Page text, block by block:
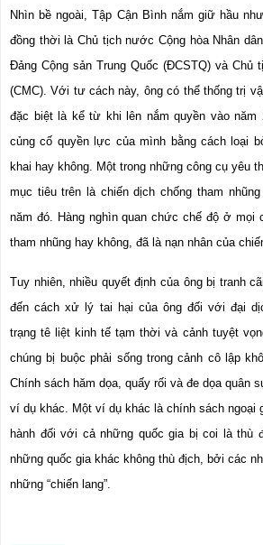
Nhìn bề ngoài, Tập Cận Bình nắm giữ hầu
đồng thời là Chủ tịch nước Cộng hòa Nhân
Đảng Cộng sản Trung Quốc (ĐCSTQ) và Chủ
(CMC). Với tư cách này, ông có thể thống trị
đặc biệt là kể từ khi lên nắm quyền vào năm
củng cố quyền lực của mình bằng cách loại
khai hay không. Một trong những công cụ yêu
mục tiêu trên là chiến dịch chống tham
năm đó. Hàng nghìn quan chức chế độ ở mọi
tham nhũng hay không, đã là nạn nhân của
Tuy nhiên, nhiều quyết định của ông bị tranh
đến cách xử lý tai hại của ông đối với đại
trạng tê liệt kinh tế tạm thời và cảnh tuyệt
chúng bị buộc phải sống trong cảnh cô lập
Chính sách hăm dọa, quấy rối và đe dọa quân
ví dụ khác. Một ví dụ khác là chính sách ngoại
hành đối với cả những quốc gia bị coi là thù
những quốc gia khác không thù địch, bởi các
những “chiến lang”.